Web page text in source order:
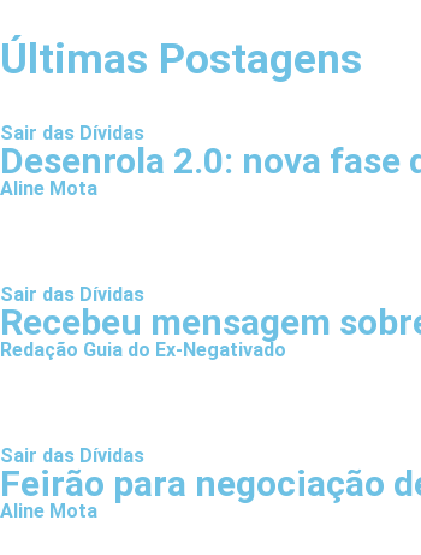
Últimas Postagens
Sair das Dívidas
Desenrola 2.0: nova
Aline Mota
Sair das Dívidas
Recebeu mensagem
Redação Guia do Ex-Negativado
Sair das Dívidas
Feirão para negociação
Aline Mota